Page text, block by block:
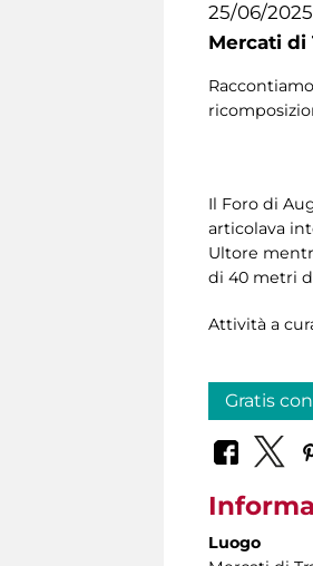
25/06/2025
Mercati di
Il Foro di
articolava
Ultore
di 40 metri
Attività a
Gratis
Luogo